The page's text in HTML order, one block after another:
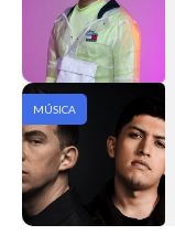
MÚSICA